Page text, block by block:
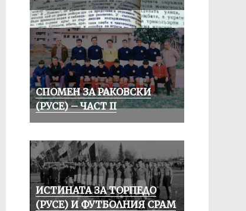
СПОМЕН ЗА РАКОВСКИ
(РУСЕ) – ЧАСТ II
ИСТИНАТА ЗА ТОРПЕДО
(РУСЕ) И ФУТБОЛНИЯ СРАМ